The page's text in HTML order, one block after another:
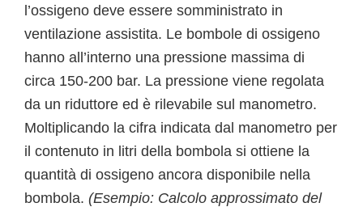
l’ossigeno deve essere somministrato in
ventilazione assistita. Le bombole di ossigeno
hanno all’interno una pressione massima di
circa 150-200 bar. La pressione viene regolata
da un riduttore ed è rilevabile sul manometro.
Moltiplicando la cifra indicata dal manometro per
il contenuto in litri della bombola si ottiene la
quantità di ossigeno ancora disponibile nella
bombola. (Esempio: Calcolo approssimato del